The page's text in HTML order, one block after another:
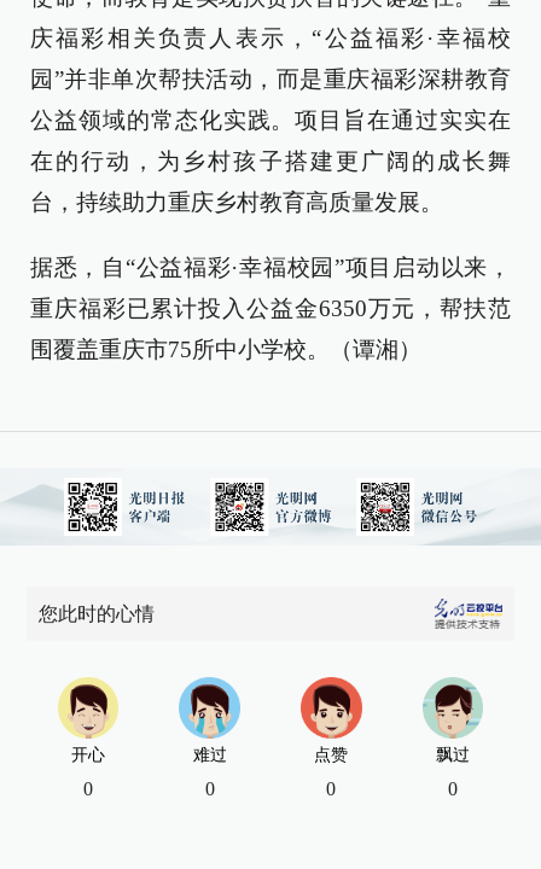
庆福彩相关负责人表示，“公益福彩·幸福校
园”并非单次帮扶活动，而是重庆福彩深耕教育
公益领域的常态化实践。项目旨在通过实实在
在的行动，为乡村孩子搭建更广阔的成长舞
台，持续助力重庆乡村教育高质量发展。
据悉，自“公益福彩·幸福校园”项目启动以来，
重庆福彩已累计投入公益金6350万元，帮扶范
围覆盖重庆市75所中小学校。（谭湘）
您此时的心情
开心
0
难过
0
点赞
0
飘过
0